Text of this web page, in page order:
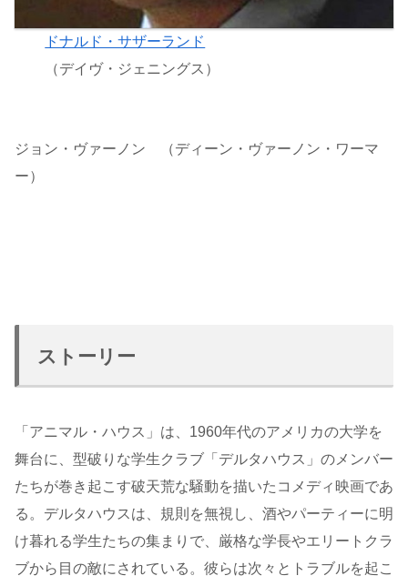
ドナルド・サザーランド
（デイヴ・ジェニングス）
ジョン・ヴァーノン （ディーン・ヴァーノン・ワーマ
ー）
ストーリー
「アニマル・ハウス」は、1960年代のアメリカの大学を
舞台に、型破りな学生クラブ「デルタハウス」のメンバー
たちが巻き起こす破天荒な騒動を描いたコメディ映画であ
る。デルタハウスは、規則を無視し、酒やパーティーに明
け暮れる学生たちの集まりで、厳格な学長やエリートクラ
ブから目の敵にされている。彼らは次々とトラブルを起こ